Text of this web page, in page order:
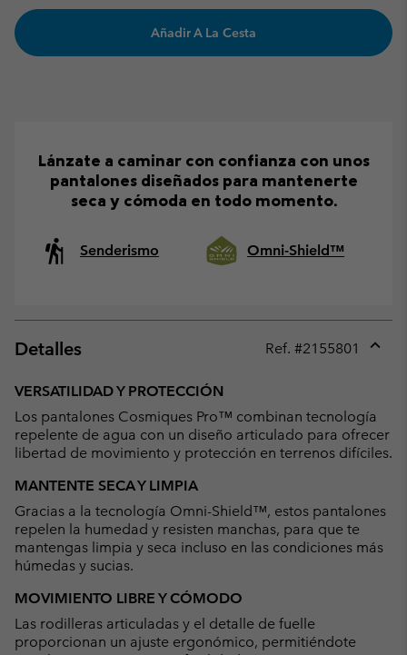
Añadir A La Cesta
Lánzate a caminar con confianza con unos
pantalones diseñados para mantenerte
seca y cómoda en todo momento.
Senderismo Omni-Shield™
Detalles Ref. #2155801
VERSATILIDAD Y PROTECCIÓN
Los pantalones Cosmiques Pro™ combinan tecnología
repelente de agua con un diseño articulado para ofrecer
libertad de movimiento y protección en terrenos difíciles.
MANTENTE SECA Y LIMPIA
Gracias a la tecnología Omni-Shield™, estos pantalones
repelen la humedad y resisten manchas, para que te
mantengas limpia y seca incluso en las condiciones más
húmedas y sucias.
MOVIMIENTO LIBRE Y CÓMODO
Las rodilleras articuladas y el detalle de fuelle
proporcionan un ajuste ergonómico, permitiéndote